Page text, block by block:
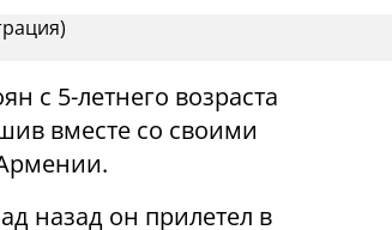
с 5-летнего возраста
вместе со своими
назад он прилетел в